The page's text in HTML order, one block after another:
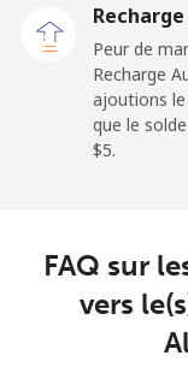
Mobile
Kyrgyzstan
Peur de
Recharge
ajoutions
que le
⁦$5⁩.
FAQ sur
vers